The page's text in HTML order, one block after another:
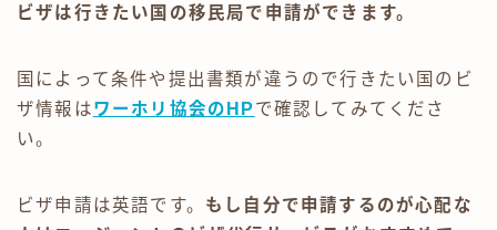
ビザは行きたい国の移民局で申請ができます。
国によって条件や提出書類が違うので行きたい国のビ
ザ情報はワーホリ協会のHP で確認してみてくださ
い。
ビザ申請は英語です。 もし自分で申請するのが心配な